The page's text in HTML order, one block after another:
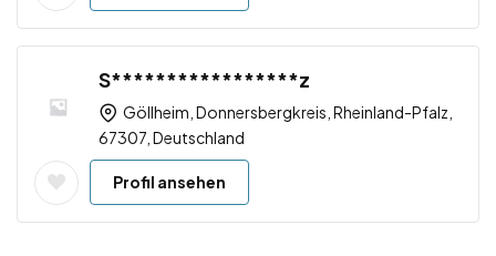
S*****************z
Göllheim, Donnersbergkreis, Rheinland-Pfalz,
67307, Deutschland
Profil ansehen